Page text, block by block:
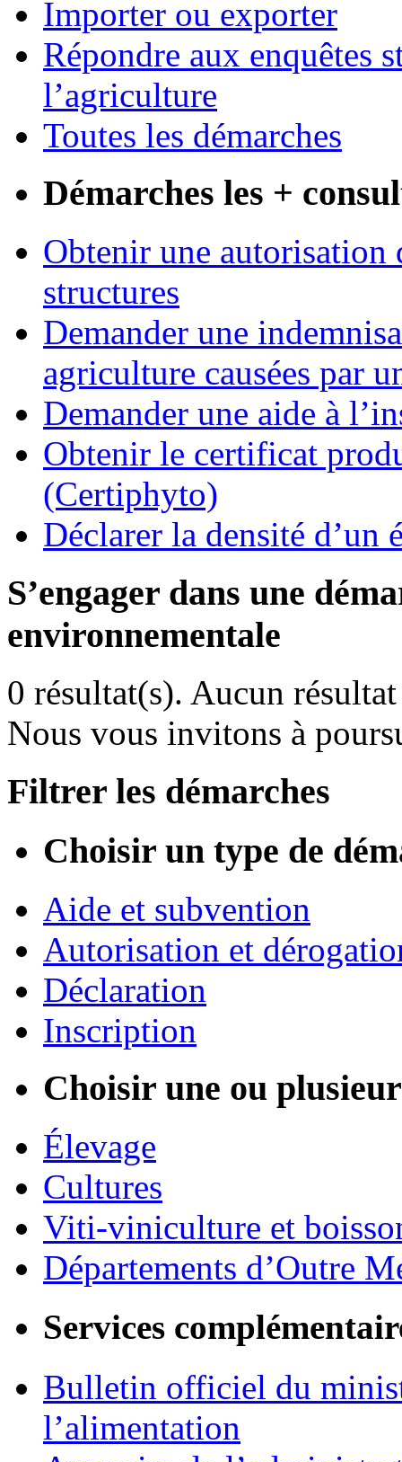
Importer ou exporter
Répondre aux enquêtes
l’agriculture
Toutes les démarches
Démarches les +
Obtenir une autorisation
structures
Demander une
agriculture causées par
Demander une aide à
Obtenir le certificat
(Certiphyto)
Déclarer la densité d’un
S’engager dans une
environnementale
0 résultat(s). Aucun
Nous vous invitons à
Filtrer les démarches
Choisir un type de
Aide et subvention
Autorisation et
Déclaration
Inscription
Choisir une ou
Élevage
Cultures
Viti-viniculture et
Départements d’Outre
Services
Bulletin officiel du
l’alimentation